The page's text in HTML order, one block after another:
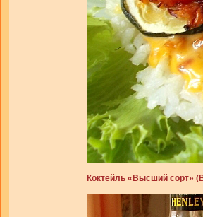
Коктейль «Высший сорт»